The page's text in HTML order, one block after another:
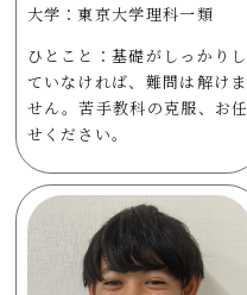
大学：東京大学理科一類
ひとこと：基礎がしっかりし
ていなければ、難問は解けま
せん。苦手教科の克服、お任
せください。